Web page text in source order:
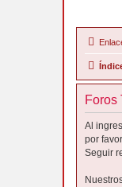
Foros
Al
por
Seguir